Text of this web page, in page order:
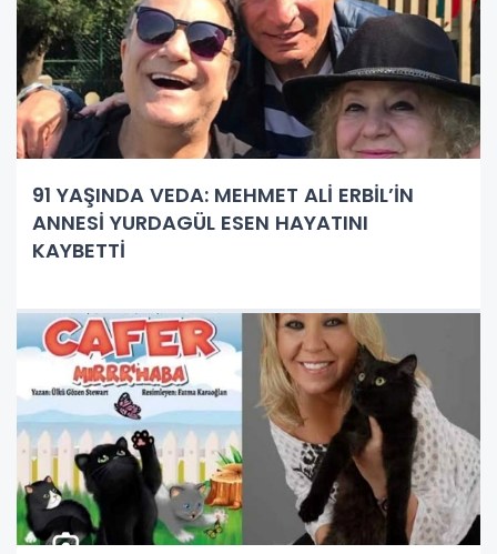
91 YAŞINDA VEDA: MEHMET ALİ ERBİL’İN
ANNESİ YURDAGÜL ESEN HAYATINI
KAYBETTİ